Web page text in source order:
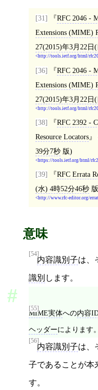
[31]
RFC 2046 -
Extensions (MIME)
27(2015)年3月22日
http://tools.ietf.org/html/
[36]
RFC 2046 -
Extensions (MIME)
27(2015)年3月22日
http://tools.ietf.org/html/
[38]
RFC 2392 -
Resource Locators
39分7秒版)
https://tools.ietf.org/html/
[39] RFC Errata
(水) 4時52分46秒
http://www.rfc-editor.org/
意味
[54]
内容識別子は、
識別 します。
[55]
MIME実体への内容
ヘッダーによります。
[56]
内容識別子は、
子であることが本
す。